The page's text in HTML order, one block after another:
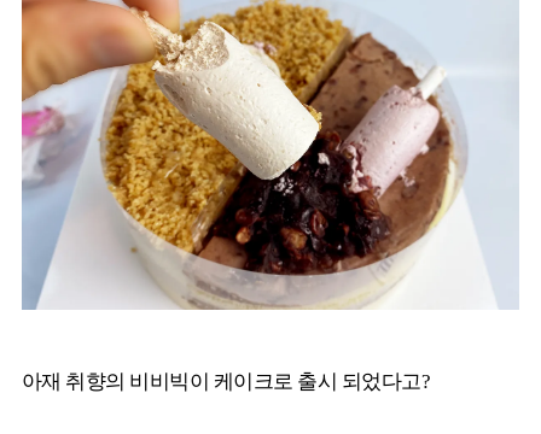
아재 취향의 비비빅이 케이크로 출시 되었다고?